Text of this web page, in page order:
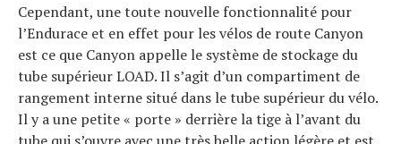
Cependant, une toute nouvelle fonctionnalité pour
l’Endurace et en effet pour les vélos de route Canyon
est ce que Canyon appelle le système de stockage du
tube supérieur LOAD. Il s’agit d’un compartiment de
rangement interne situé dans le tube supérieur du vélo.
Il y a une petite « porte » derrière la tige à l’avant du
tube qui s’ouvre avec une très belle action légère et est